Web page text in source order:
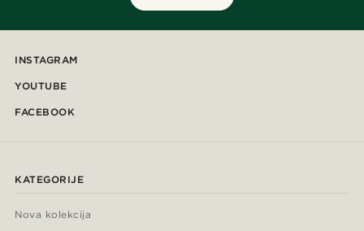
INSTAGRAM
YOUTUBE
FACEBOOK
KATEGORIJE
Nova kolekcija